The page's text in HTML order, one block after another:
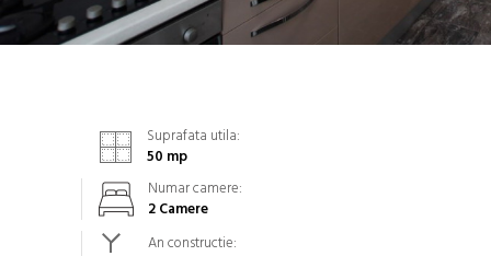
Suprafata utila:
50 mp
Numar camere:
2 Camere
An constructie: